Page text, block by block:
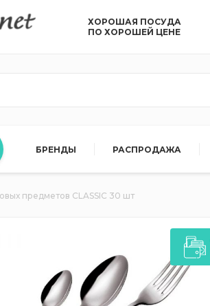
ХОРОШАЯ ПОСУДА
ПО ХОРОШЕЙ ЦЕНЕ
БРЕНДЫ РАСПРОДАЖА
предметов CLASSIC 30 шт